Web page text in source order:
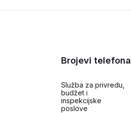
Brojevi telefona
Služba za privredu,
budžet i
inspekcijske
poslove